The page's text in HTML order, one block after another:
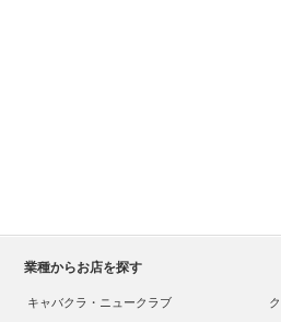
業種からお店を探す
キャバクラ・ニュークラブ